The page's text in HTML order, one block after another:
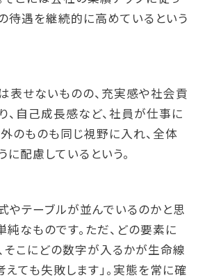
待遇を継続的に高めているという
表せないものの、充実感や社会貢
、自己成長感など、社員が仕事に
のものも同じ視野に入れ、全体
に配慮しているという。
やテーブルが並んでいるのかと思
純なものです。ただ、どの要素に
そこにどの数字が入るかが生命線
えても失敗します」。実態を常に確